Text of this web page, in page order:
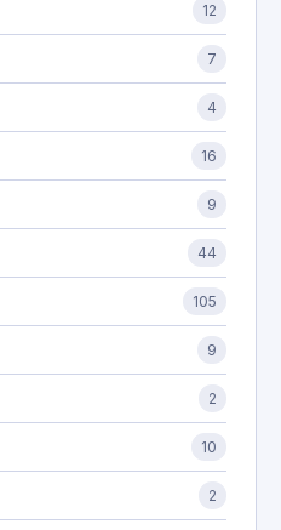
12
7
4
16
9
44
105
9
2
10
2